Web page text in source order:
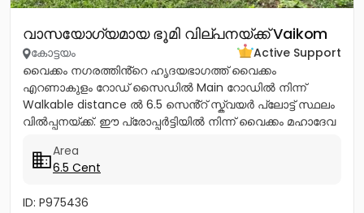
വാസയോഗ്യമായ ഭൂമി വില്പനയ്ക്ക് Vaikom
കോട്ടയം
Active Support
വൈക്കം നഗരത്തിൻ്റെ ഹൃദയഭാഗത്ത് വൈക്കം
എറണാകുളം റോഡ് സൈഡിൽ Main റോഡിൽ നിന്ന്
Walkable distance ൽ 6.5 സെൻ്റ് സ്ക്വയർ പ്ലോട്ട് സ്ഥലം
വിൽപ്പനയ്ക്ക്. ഈ പ്രോപ്പർട്ടിയിൽ നിന്ന് വൈക്കം മഹാദേവ
Area
6.5 Cent
ID: P975436